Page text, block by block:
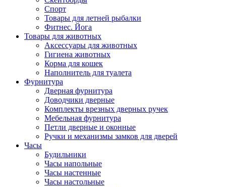
Спорт
Товары для летней рыбалки
Фитнес. Йога
Товары для животных
Аксессуары для животных
Гигиена животных
Корма для кошек
Наполнитель для туалета
Фурнитура
Дверная фурнитура
Доводчики дверные
Комплекты врезных дверных ручек
Мебельная фурнитура
Петли дверные и оконные
Ручки и механизмы замков для дверей
Часы
Будильники
Часы напольные
Часы настенные
Часы настольные